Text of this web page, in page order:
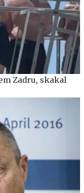
Zadru, skakal